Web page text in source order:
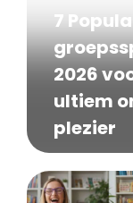
7
2026
ultiem
plezier